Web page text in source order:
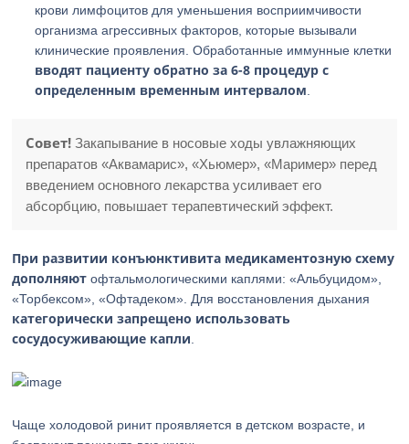
крови лимфоцитов для уменьшения восприимчивости
организма агрессивных факторов, которые вызывали
клинические проявления. Обработанные иммунные клетки
вводят пациенту обратно за 6-8 процедур с
определенным временным интервалом
Совет! Закапывание в носовые ходы увлажняющих
препаратов «Аквамарис», «Хьюмер», «Маример» перед
введением основного лекарства усиливает его
абсорбцию, повышает терапевтический эффект.
При развитии конъюнктивита медикаментозную схему
дополняют офтальмологическими каплями: «Альбуцидом»,
«Торбексом», «Офтадеком». Для восстановления дыхания
категорически запрещено использовать
сосудосуживающие капли
Чаще холодовой ринит проявляется в детском возрасте, и